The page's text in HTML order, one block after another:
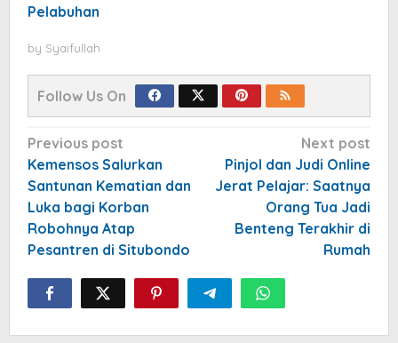
Pelabuhan
by Syaifullah
Follow Us On
Post
navigation
Previous post
Kemensos Salurkan
Santunan Kematian dan
Luka bagi Korban
Robohnya Atap
Pesantren di Situbondo
Next post
Pinjol dan Judi Online
Jerat Pelajar: Saatnya
Orang Tua Jadi
Benteng Terakhir di
Rumah